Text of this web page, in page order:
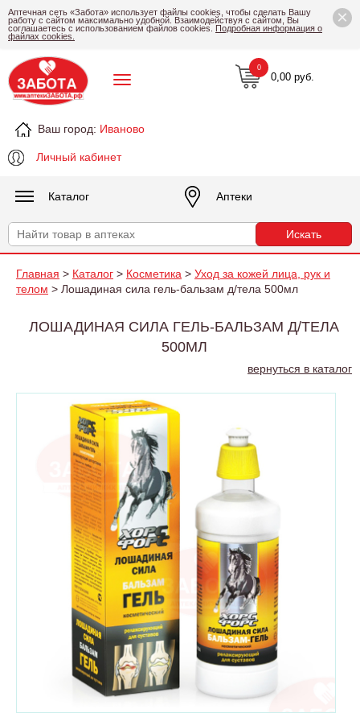
×
Аптечная сеть «Забота» использует файлы cookies, чтобы сделать Вашу
работу с сайтом максимально удобной. Взаимодействуя с сайтом, Вы
соглашаетесь с использованием файлов cookies. Подробная информация о
файлах cookies.
Ваш город: Иваново
Личный кабинет
0,00 руб.
0
Каталог Аптеки
Главная > Каталог > Косметика > Уход за кожей лица, рук и
телом > Лошадиная сила гель-бальзам д/тела 500мл
ЛОШАДИНАЯ СИЛА ГЕЛЬ-БАЛЬЗАМ Д/ТЕЛА
500МЛ
вернуться в каталог